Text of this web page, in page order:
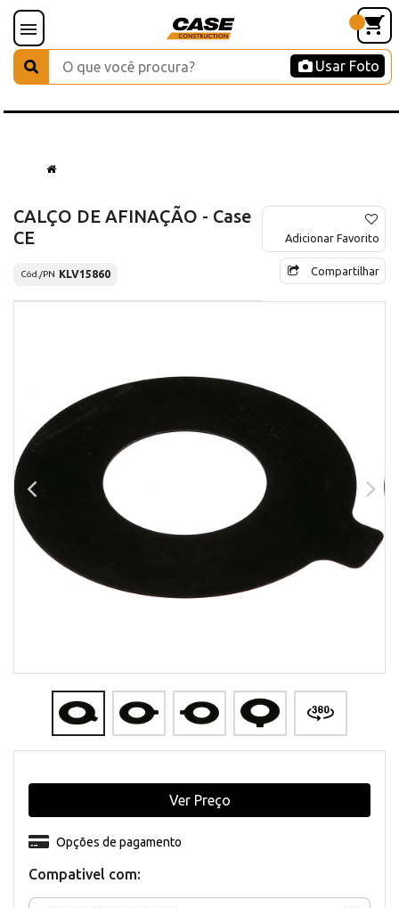
Usar Foto
CALÇO DE AFINAÇÃO - Case
CE
Cód./PN KLV15860
Adicionar Favorito
Compartilhar
Compativel com:
Opções de pagamento
Ver Preço